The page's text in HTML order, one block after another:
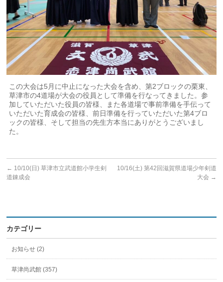
この大会は5月に中止になった大会を含め、第2ブロックの栗東、
草津市の4道場が大会の役員として準備を行なってきました。参
加していただいた役員の皆様、また各道場で事前準備を手伝って
いただいた育成会の皆様、前日準備を行っていただいた第4ブロ
ックの皆様、そして担当の先生方本当にありがとうございまし
た。
← 10/10(日) 草津市立武道館小学生剣
道錬成会
10/16(土) 第42回滋賀県道場少年剣道
大会 →
カテゴリー
お知らせ (2)
草津尚武館 (357)